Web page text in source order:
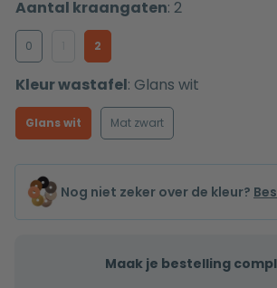
Aantal kraangaten: 2
0 2
Kleur wastafel: Glans wit
Glans wit Mat zwart
Nog niet zeker over de kleur?
Maak je bestelling